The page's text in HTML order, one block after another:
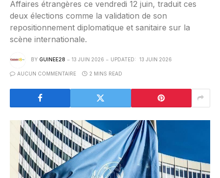
Affaires étrangères ce vendredi 12 juin, traduit ces
deux élections comme la validation de son
repositionnement diplomatique et sanitaire sur la
scène internationale.
BY GUINEE28 13 JUIN 2026 UPDATED: 13 JUIN 2026
AUCUN COMMENTAIRE 2 MINS READ